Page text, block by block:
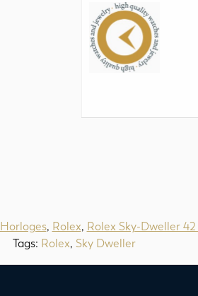
Horloges, Rolex, Rolex Sky-Dweller
Tags: Rolex, Sky Dweller